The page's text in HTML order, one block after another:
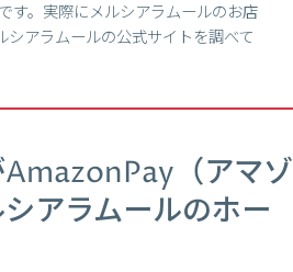
す。実際にメルシアラムールのお店
アラムールの公式サイトを調べて
（アマゾ
アラムールのホー